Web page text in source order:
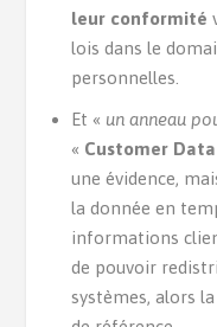
leur conformité
lois dans le
personnelles.
Et « un anneau
« Customer
une évidence,
la donnée en
informations
de pouvoir
systèmes, alors la